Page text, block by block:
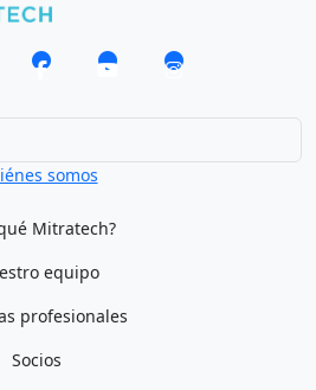
somos
Mitratech?
equipo
profesionales
Socios